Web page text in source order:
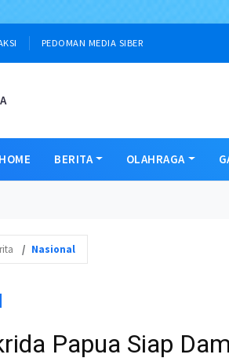
PEDOMAN MEDIA SIBER
HOME BERITA OLAHRAGA
Nasional
Papua Siap